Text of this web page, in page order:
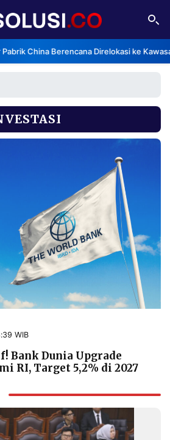
Pabrik China Berencana Direlokasi ke
WIB
Bank Dunia Upgrade
RI, Target 5,2% di 2027